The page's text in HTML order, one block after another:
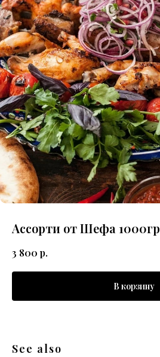
Ассорти от Шефа 1000гр
3 800 р.
В корзину
See also